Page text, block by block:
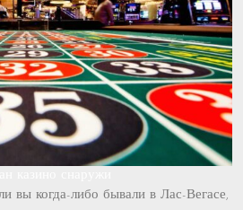
вы когда-либо бывали в Лас-Вегасе,